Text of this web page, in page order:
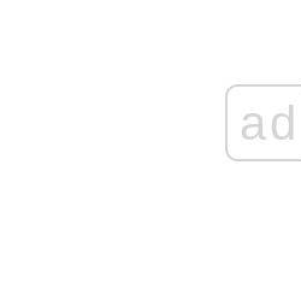
ad